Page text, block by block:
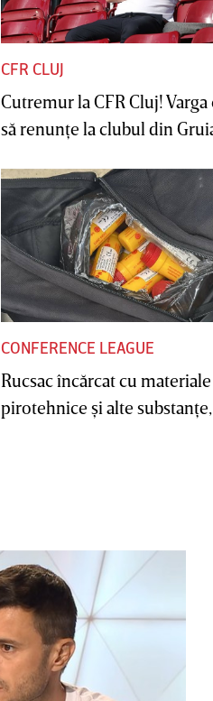
CFR CLUJ
Cutremur la CFR Cluj! Varga
să renunţe la clubul din
CONFERENCE LEAGUE
Rucsac încărcat cu materiale
pirotehnice şi alte substanţe,